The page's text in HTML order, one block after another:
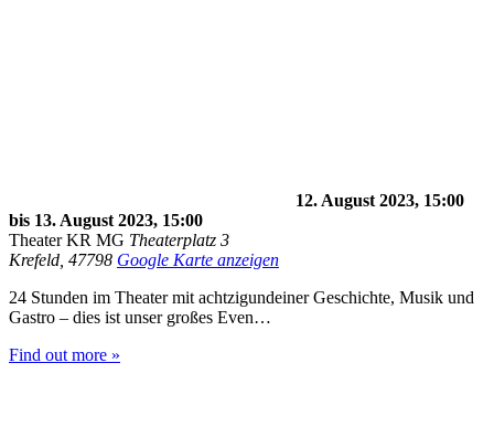
12. August 2023, 15:00
bis 13. August 2023, 15:00
Theater KR MG Theaterplatz 3
Krefeld 47798 Google Karte anzeigen
24 Stunden im Theater mit achtzigundeiner Geschichte, Musik und
Gastro – dies ist unser großes Even…
Find out more »